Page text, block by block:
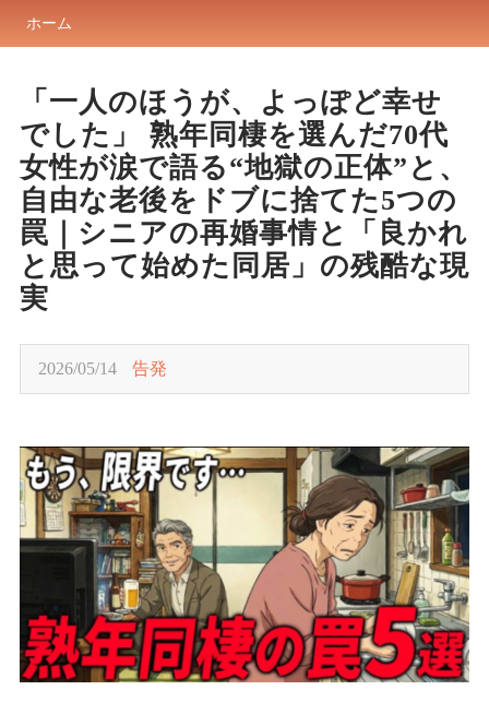
ホーム
「一人のほうが、よっぽど幸せ
でした」 熟年同棲を選んだ70代
女性が涙で語る“地獄の正体”と、
自由な老後をドブに捨てた5つの
罠｜シニアの再婚事情と「良かれ
と思って始めた同居」の残酷な現
実
2026/05/14 告発